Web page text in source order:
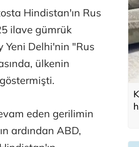
Hindistan'ın Rus
ilave gümrük
Yeni Delhi'nin "Rus
ülkenin
eden gerilimin
ardından ABD,